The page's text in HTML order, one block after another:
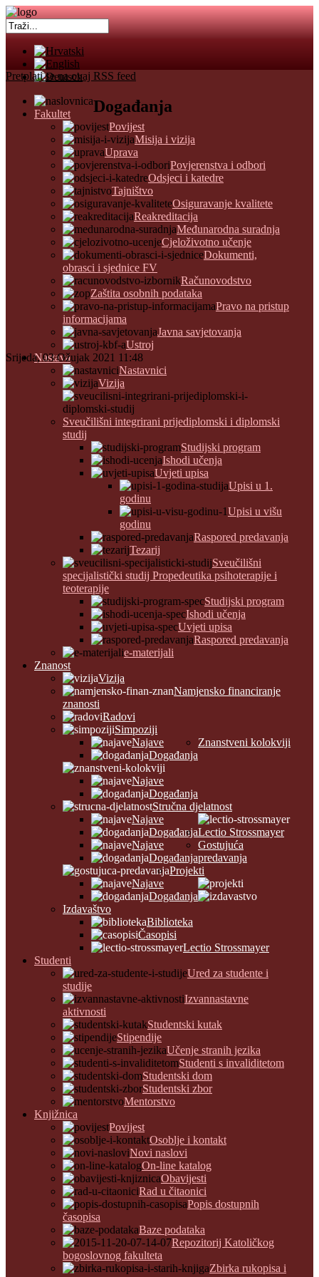
Fakultet
Povijest
Misija i vizija
Uprava
Povjerenstva i odbori
Odsjeci i katedre
Tajništvo
Osiguravanje kvalitete
Reakreditacija
Međunarodna suradnja
Cjeloživotno učenje
Dokumenti,
obrasci i sjednice FV
Računovodstvo
Zaštita osobnih podataka
Pravo na pristup
informacijama
Javna savjetovanja
Ustroj
Nastava
Nastavnici
Vizija
Sveučilišni integrirani prijediplomski i diplomski
studij
Studijski program
Ishodi učenja
Uvjeti upisa
Upisi u 1.
godinu
Upisi u višu
godinu
Raspored predavanja
Tezarij
Sveučilišni
specijalistički studij Propedeutika psihoterapije i
teoterapije
Studijski program
Ishodi učenja
Uvjeti upisa
Raspored predavanja
e-materijali
Znanost
Vizija
Namjensko financiranje
znanosti
Radovi
Simpoziji
Najave
Događanja
Znanstveni kolokviji
Najave
Događanja
Stručna djelatnost
Najave
DogađanjaLectio Strossmayer
Najave
Događanja
Gostujuća
predavanja
Najave
Događanja
Projekti
Izdavaštvo
Biblioteka
Časopisi
Lectio Strossmayer
Studenti
Ured za studente i
studije
Izvannastavne
aktivnosti
Studentski kutak
Stipendije
Učenje stranih jezika
Studenti s invaliditetom
Studentski dom
Studentski zbor
Mentorstvo
Knjižnica
Povijest
Osoblje i kontakt
Novi naslovi
On-line katalog
Obavijesti
Rad u čitaonici
Popis dostupnih
časopisa
Baze podataka
Repozitorij Katoličkog
bogoslovnog fakulteta
Zbirka rukopisa i
Pretplati se na ovaj RSS feed
Događanja
Srijeda, 03 Ožujak 2021 11:48